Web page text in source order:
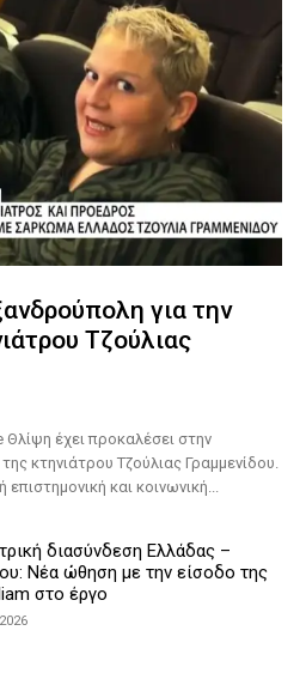
για την
Τζούλιας
Θλίψη έχει προκαλέσει στην
κτηνιάτρου Τζούλιας Γραμμενίδου.
και κοινωνική...
διασύνδεση Ελλάδας –
Νέα ώθηση με την είσοδο της
στο έργο